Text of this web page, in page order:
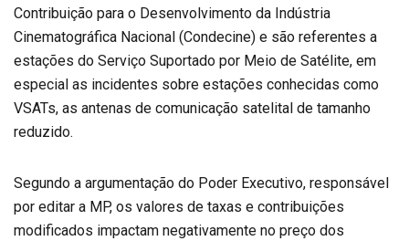
Contribuição para o Desenvolvimento da Indústria
Cinematográfica Nacional (Condecine) e são referentes a
estações do Serviço Suportado por Meio de Satélite, em
especial as incidentes sobre estações conhecidas como
VSATs, as antenas de comunicação satelital de tamanho
reduzido.
Segundo a argumentação do Poder Executivo, responsável
por editar a MP, os valores de taxas e contribuições
modificados impactam negativamente no preço dos